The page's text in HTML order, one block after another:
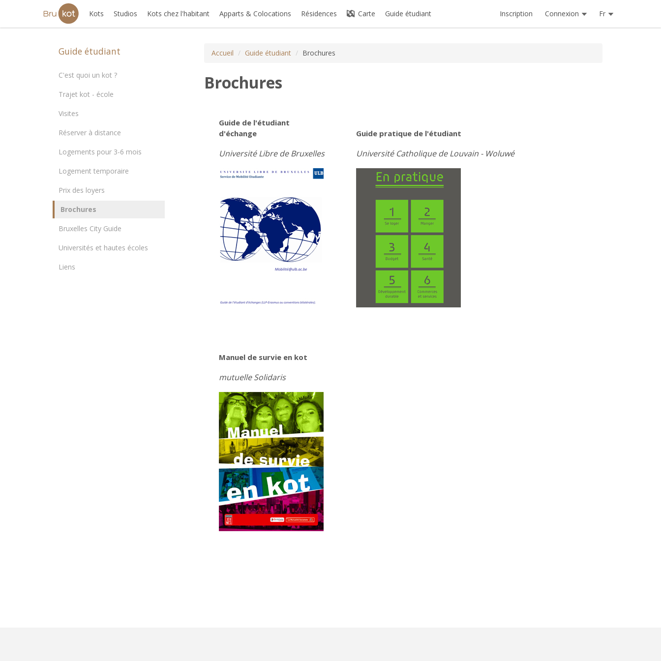
Kots Studios Kots chez l'habitant Apparts & Colocations Résidences Carte Guide étudiant Inscription Connexion Fr
Guide étudiant
C'est quoi un kot ?
Trajet kot - école
Visites
Réserver à distance
Logements pour 3-6 mois
Logement temporaire
Prix des loyers
Brochures
Bruxelles City Guide
Universités et hautes écoles
Liens
Accueil / Guide étudiant / Brochures
Brochures
Guide de l'étudiant
d'échange
Université Libre de Bruxelles
Guide pratique de l'étudiant
Université Catholique de Louvain - Woluwé
Manuel de survie en kot
mutuelle Solidaris